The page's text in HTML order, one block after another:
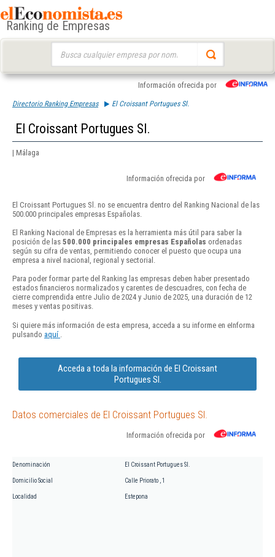
Ranking de Empresas
Información ofrecida por
Directorio Ranking Empresas El Croissant Portugues Sl.
El Croissant Portugues Sl.
| Málaga
Información ofrecida por
El Croissant Portugues Sl. no se encuentra dentro del Ranking Nacional de las
500.000 principales empresas Españolas.
El Ranking Nacional de Empresas es la herramienta más útil para saber la
posición de las 500.000 principales empresas Españolas ordenadas
según su cifra de ventas, permitiendo conocer el puesto que ocupa una
empresa a nivel nacional, regional y sectorial.
Para poder formar parte del Ranking las empresas deben haber presentado
estados financieros normalizados y carentes de descuadres, con fecha de
cierre comprendida entre Julio de 2024 y Junio de 2025, una duración de 12
meses y ventas positivas.
Si quiere más información de esta empresa, acceda a su informe en eInforma
pulsando aquí
Acceda a toda la información de El Croissant
Portugues Sl.
Datos comerciales de El Croissant Portugues Sl.
Información ofrecida por
Denominación El Croissant Portugues Sl.
Domicilio Social Calle Priorato , 1
Localidad Estepona